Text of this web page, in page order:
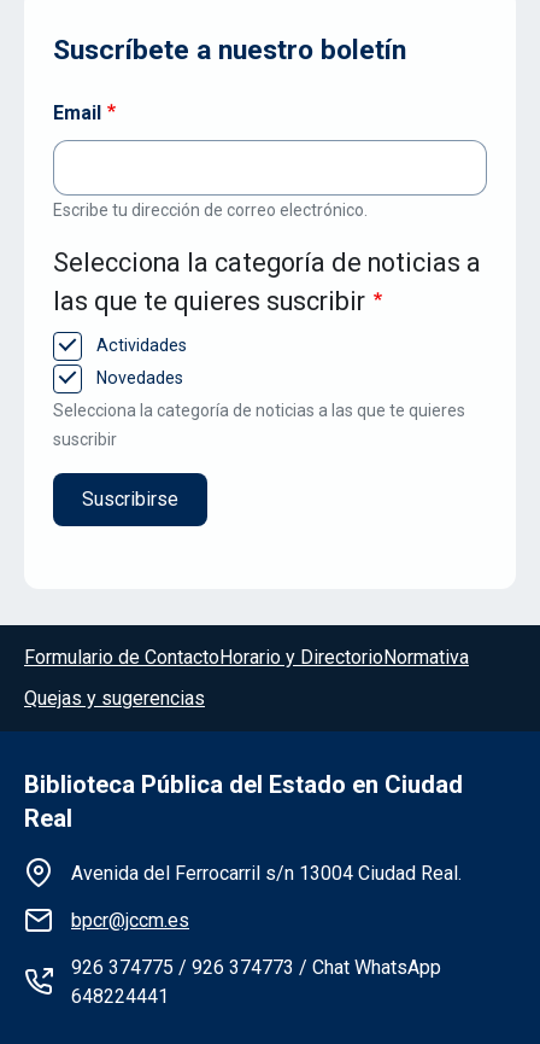
Suscríbete a nuestro boletín
Email
Escribe tu dirección de correo electrónico.
Selecciona la categoría de noticias a
las que te quieres suscribir
Actividades
Novedades
Selecciona la categoría de noticias a las que te quieres
suscribir
Menú del pie
Formulario de ContactoHorario y DirectorioNormativa
Quejas y sugerencias
Biblioteca Pública del Estado en Ciudad
Real
Información de la institución
Avenida del Ferrocarril s/n 13004 Ciudad Real.
bpcr@jccm.es
926 374775 / 926 374773 / Chat WhatsApp
648224441